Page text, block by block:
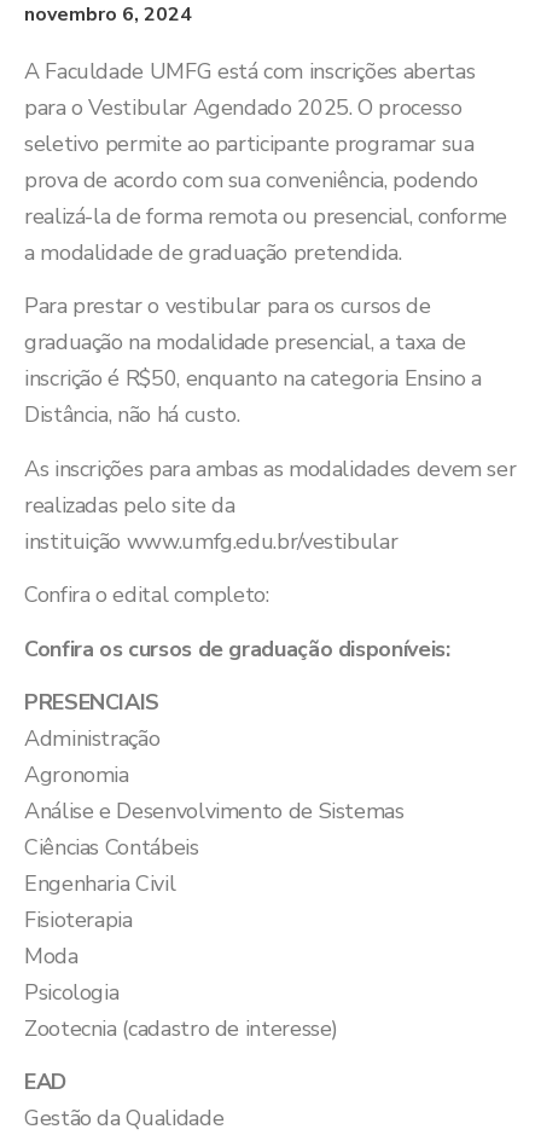
novembro 6, 2024
A Faculdade UMFG está com inscrições abertas
para o Vestibular Agendado 2025. O processo
seletivo permite ao participante programar sua
prova de acordo com sua conveniência, podendo
realizá-la de forma remota ou presencial, conforme
a modalidade de graduação pretendida.
Para prestar o vestibular para os cursos de
graduação na modalidade presencial, a taxa de
inscrição é R$50, enquanto na categoria Ensino a
Distância, não há custo.
As inscrições para ambas as modalidades devem ser
realizadas pelo site da
instituição www.umfg.edu.br/vestibular
Confira o edital completo:
Confira os cursos de graduação disponíveis:
PRESENCIAIS
Administração
Agronomia
Análise e Desenvolvimento de Sistemas
Ciências Contábeis
Engenharia Civil
Fisioterapia
Moda
Psicologia
Zootecnia (cadastro de interesse)
EAD
Gestão da Qualidade